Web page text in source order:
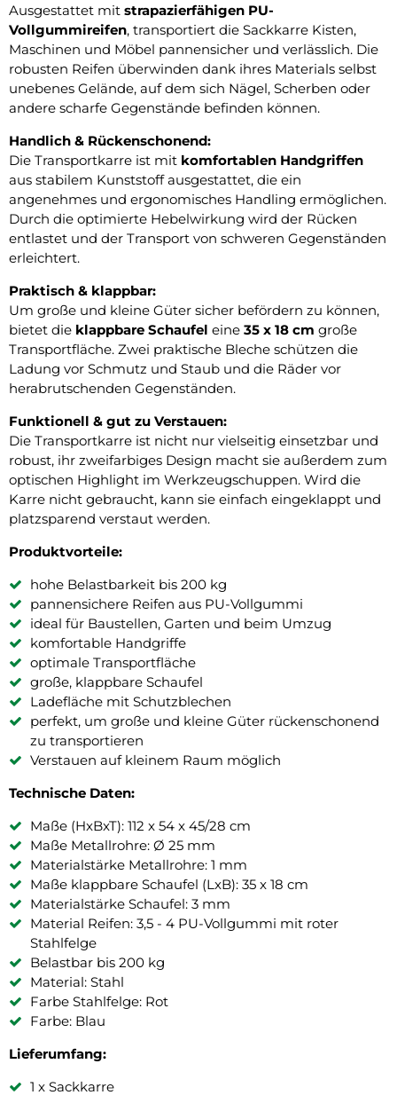
Ausgestattet mit strapazierfähigen PU-
Vollgummireifen, transportiert die Sackkarre Kisten,
Maschinen und Möbel pannensicher und verlässlich. Die
robusten Reifen überwinden dank ihres Materials selbst
unebenes Gelände, auf dem sich Nägel, Scherben oder
andere scharfe Gegenstände befinden können.
Handlich & Rückenschonend:
Die Transportkarre ist mit komfortablen Handgriffen
aus stabilem Kunststoff ausgestattet, die ein
angenehmes und ergonomisches Handling ermöglichen.
Durch die optimierte Hebelwirkung wird der Rücken
entlastet und der Transport von schweren Gegenständen
erleichtert.
Praktisch & klappbar:
Um große und kleine Güter sicher befördern zu können,
bietet die klappbare Schaufel eine 35 x 18 cm große
Transportfläche. Zwei praktische Bleche schützen die
Ladung vor Schmutz und Staub und die Räder vor
herabrutschenden Gegenständen.
Funktionell & gut zu Verstauen:
Die Transportkarre ist nicht nur vielseitig einsetzbar und
robust, ihr zweifarbiges Design macht sie außerdem zum
optischen Highlight im Werkzeugschuppen. Wird die
Karre nicht gebraucht, kann sie einfach eingeklappt und
platzsparend verstaut werden.
Produktvorteile:
hohe Belastbarkeit bis 200 kg
pannensichere Reifen aus PU-Vollgummi
ideal für Baustellen, Garten und beim Umzug
komfortable Handgriffe
optimale Transportfläche
große, klappbare Schaufel
Ladefläche mit Schutzblechen
perfekt, um große und kleine Güter rückenschonend
zu transportieren
Verstauen auf kleinem Raum möglich
Technische Daten:
Maße (HxBxT): 112 x 54 x 45/28 cm
Maße Metallrohre: Ø 25 mm
Materialstärke Metallrohre: 1 mm
Maße klappbare Schaufel (LxB): 35 x 18 cm
Materialstärke Schaufel: 3 mm
Material Reifen: 3,5 - 4 PU-Vollgummi mit roter
Stahlfelge
Belastbar bis 200 kg
Material: Stahl
Farbe Stahlfelge: Rot
Farbe: Blau
Lieferumfang:
1 x Sackkarre